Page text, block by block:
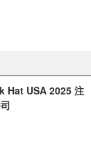
Hat USA 2025 注